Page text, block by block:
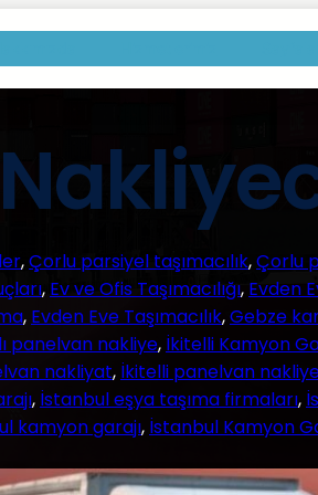
, Çorlu parsiyel taşımacılık, Çorlu
, Ev ve Ofis Taşımacılığı, Evden
, Evden Eve Taşımacılık, Gebze
panelvan nakliye, İkitelli Kamyon
nakliyat, İkitelli panelvan
, İstanbul eşya taşıma firmaları,
kamyon garajı, İstanbul Kamyon